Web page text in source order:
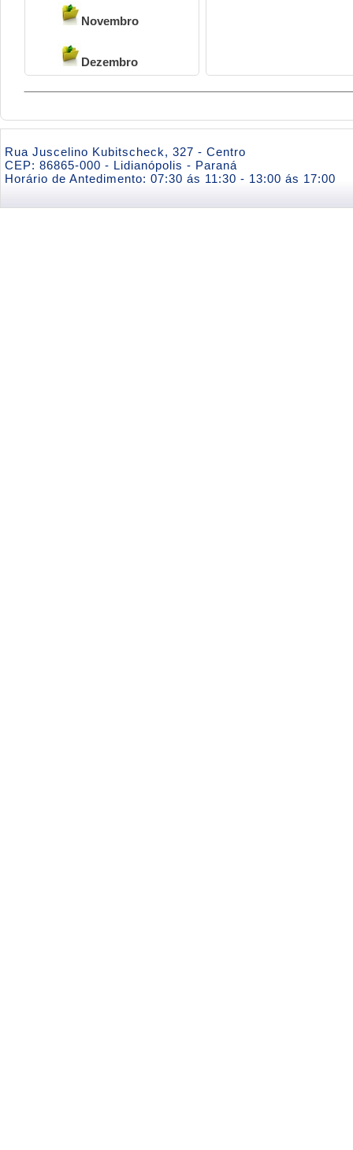
Novembro
Dezembro
Rua Juscelino Kubitscheck, 327 - Centro
CEP: 86865-000 - Lidianópolis - Paraná
Horário de Antedimento: 07:30 ás 11:30 - 13:00 ás 17:00